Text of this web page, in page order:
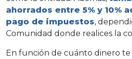
ahorrados entre 5% y 10%
pago de impuestos,
Comunidad donde realices la
En función de cuánto dinero te